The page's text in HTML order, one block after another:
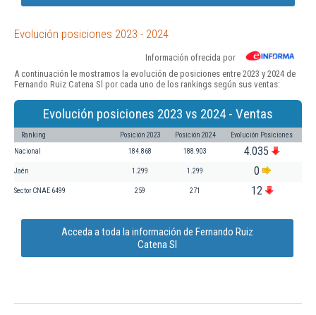
Evolución posiciones 2023 - 2024
Información ofrecida por
A continuación le mostramos la evolución de posiciones entre 2023 y 2024 de
Fernando Ruiz Catena Sl por cada uno de los rankings según sus ventas:
Evolución posiciones 2023 vs 2024 - Ventas
Ranking Posición 2023 Posición 2024 Evolución Posiciones
Nacional 184.868 188.903 4.035
Jaén 1.299 1.299 0
Sector CNAE 6499 259 271 12
Acceda a toda la información de Fernando Ruiz
Catena Sl